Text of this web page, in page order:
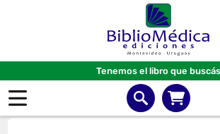
Tenemos el libro que buscás